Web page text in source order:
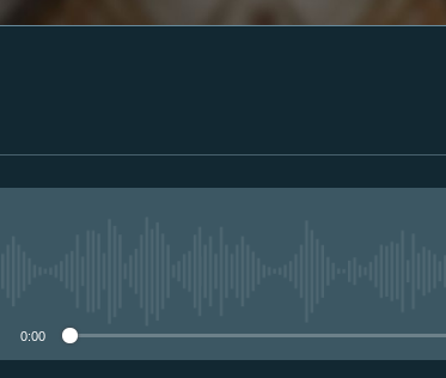
Spotify
Подписаться
0:00